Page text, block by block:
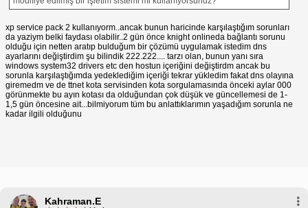
xp service pack 2 kullanıyorm..ancak bunun haricinde karşılaştığım sorunları
da yaziym belki faydası olabilir..2 gün önce knight onlineda bağlantı sorunu
olduğu için netten aratıp bulduğum bir çözümü uygulamak istedim dns
ayarlarını değiştirdim şu bilindik 222.222.... tarzı olan, bunun yanı sıra
windows system32 drivers etc den hostun içeriğini değiştirdm ancak bu
sorunla karşılaştığımda yedeklediğim içeriği tekrar yükledim fakat dns olayına
giremedm ve de ttnet kota servisinden kota sorgulamasında önceki aylar 000
görünmekte bu ayın kotası da olduğundan çok düşük ve güncellemesi de 1-
1,5 gün öncesine ait...bilmiyorum tüm bu anlattıklarımın yaşadığım sorunla ne
kadar ilgili olduğunu
Kahraman.E